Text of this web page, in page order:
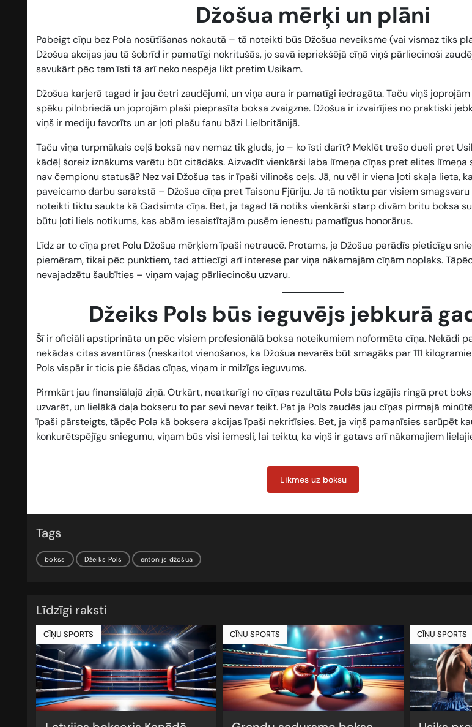
Džošua mērķi un plāni
Pabeigt cīņu bez Pola nosūtīšanas nokautā – tā noteikti būs Džošua neveiksme (vai vismaz tiks
Džošua akcijas jau tā šobrīd ir pamatīgi nokritušās, jo savā iepriekšējā cīņā viņš pārliecinoši
savukārt pēc tam īsti tā arī neko nespēja likt pretim Usikam.
Džošua karjerā tagad ir jau četri zaudējumi, un viņa aura ir pamatīgi iedragāta. Taču viņš
spēku pilnbriedā un joprojām plaši pieprasīta boksa zvaigzne. Džošua ir izvairījies no praktiski
viņš ir mediju favorīts un ar ļoti plašu fanu bāzi Lielbritānijā.
Taču viņa turpmākais ceļš boksā nav nemaz tik gluds, jo – ko īsti darīt? Meklēt trešo dueli pret
kādēļ šoreiz iznākums varētu būt citādāks. Aizvadīt vienkārši laba līmeņa cīņas pret elites līmeņa
nav čempionu statusā? Nez vai Džošua tas ir īpaši vilinošs ceļs. Jā, nu vēl ir viena ļoti skaļa lieta,
paveicamo darbu sarakstā – Džošua cīņa pret Taisonu Fjūriju. Ja tā notiktu par visiem
noteikti tiktu saukta kā Gadsimta cīņa. Bet, ja tagad tā notiks vienkārši starp divām britu boksa
būtu ļoti liels notikums, kas abām iesaistītajām pusēm ienestu pamatīgus honorārus.
Līdz ar to cīņa pret Polu Džošua mērķiem īpaši netraucē. Protams, ja Džošua parādīs pieticīgu
piemēram, tikai pēc punktiem, tad attiecīgi arī interese par viņa nākamajām cīņām noplaks.
nevajadzētu šaubīties – viņam vajag pārliecinošu uzvaru.
Džeiks Pols būs ieguvējs jebkurā
Šī ir oficiāli apstiprināta un pēc visiem profesionālā boksa noteikumiem noformēta cīņa. Nekādi
nekādas citas avantūras (neskaitot vienošanos, ka Džošua nevarēs būt smagāks par 111
Pols vispār ir ticis pie šādas cīņas, viņam ir milzīgs ieguvums.
Pirmkārt jau finansiālajā ziņā. Otrkārt, neatkarīgi no cīņas rezultāta Pols būs izgājis ringā pret
uzvarēt, un lielākā daļa bokseru to par sevi nevar teikt. Pat ja Pols zaudēs jau cīņas pirmajā
īpaši pārsteigts, tāpēc Pola kā boksera akcijas īpaši nekritīsies. Bet, ja viņš pamanīsies sarūpēt
konkurētspējīgu sniegumu, viņam būs visi iemesli, lai teiktu, ka viņš ir gatavs arī nākamajiem
Likmes uz boksu
Tags
bokss Džeiks Pols entonijs džošua
Līdzīgi raksti
CĪŅU SPORTS CĪŅU SPORTS CĪŅU SPORTS